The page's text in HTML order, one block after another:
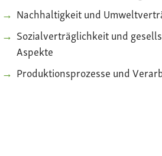
Nachhaltigkeit und
Sozialverträglichkeit und
Aspekte
Produktionsprozesse und